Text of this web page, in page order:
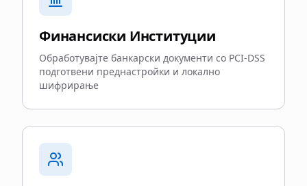
Финансиски Институции
Обработувајте банкарски документи со PCI-DSS
подготвени преднастройки и локално
шифрирање